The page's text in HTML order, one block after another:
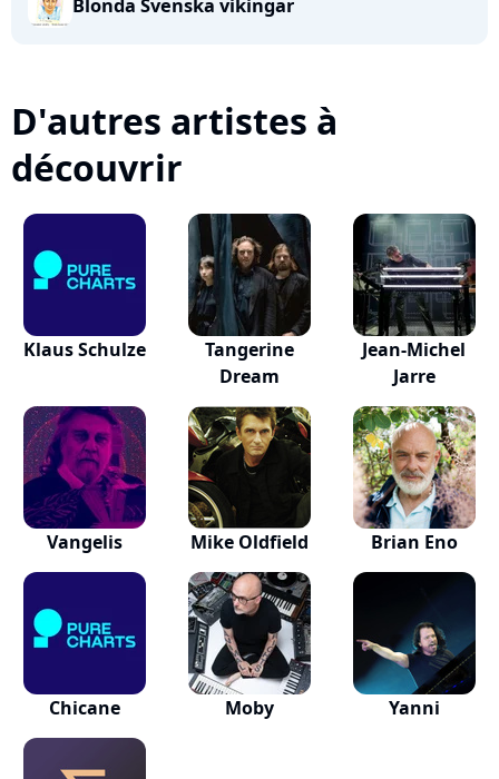
Blonda Svenska vikingar
D'autres artistes à
découvrir
Klaus Schulze
Tangerine
Dream
Jean-Michel
Jarre
Vangelis Mike Oldfield Brian Eno
Chicane Moby Yanni